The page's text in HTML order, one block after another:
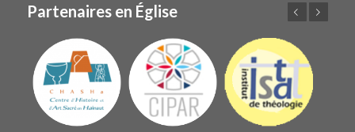
Partenaires en Église